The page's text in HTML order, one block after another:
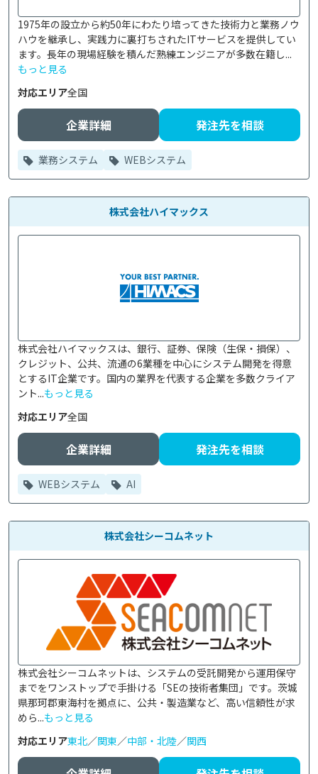
1975年の設立から約50年にわたり培ってきた技術力と業務ノウ
ハウを継承し、実践力に裏打ちされたITサービスを提供してい
ます。長年の現場経験を積んだ熟練エンジニアが多数在籍し...
もっと見る
対応エリア全国
企業詳細 発注先を相談
業務システム WEBシステム
株式会社ハイマックス
株式会社ハイマックスは、銀行、証券、保険（生保・損保）、
クレジット、公共、流通の6業種を中心にシステム開発を得意
とするIT企業です。国内の業界を代表する企業を多数クライア
ント...もっと見る
対応エリア全国
企業詳細 発注先を相談
WEBシステム AI
株式会社シーコムネット
株式会社シーコムネットは、システムの受託開発から運用保守
までをワンストップで手掛ける「SEの技術者集団」です。茨城
県那珂郡東海村を拠点に、公共・製造業など、高い信頼性が求
めら...もっと見る
対応エリア東北／関東／中部・北陸／関西